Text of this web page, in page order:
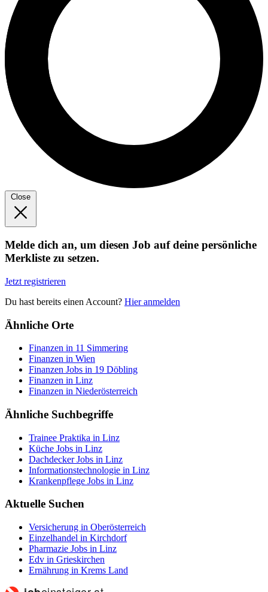
Close
Melde dich an, um diesen Job auf deine persönliche
Merkliste zu setzen.
Jetzt registrieren
Du hast bereits einen Account? Hier anmelden
Ähnliche Orte
Finanzen in 11 Simmering
Finanzen in Wien
Finanzen Jobs in 19 Döbling
Finanzen in Linz
Finanzen in Niederösterreich
Ähnliche Suchbegriffe
Trainee Praktika in Linz
Küche Jobs in Linz
Dachdecker Jobs in Linz
Informationstechnologie in Linz
Krankenpflege Jobs in Linz
Aktuelle Suchen
Versicherung in Oberösterreich
Einzelhandel in Kirchdorf
Pharmazie Jobs in Linz
Edv in Grieskirchen
Ernährung in Krems Land